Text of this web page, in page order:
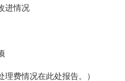
进情况
理费情况在此处报告。）